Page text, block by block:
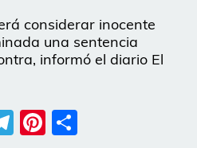
considerar inocente
una sentencia
informó el diario El
Telegram
Pinterest